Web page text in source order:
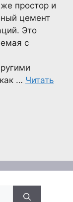
простор и
цемент
Это
с
… Читать